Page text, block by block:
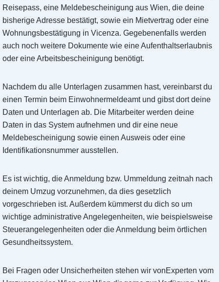
Reisepass, eine Meldebescheinigung aus Wien, die deine
bisherige Adresse bestätigt, sowie ein Mietvertrag oder eine
Wohnungsbestätigung in Vicenza. Gegebenenfalls werden
auch noch weitere Dokumente wie eine Aufenthaltserlaubnis
oder eine Arbeitsbescheinigung benötigt.
Nachdem du alle Unterlagen zusammen hast, vereinbarst du
einen Termin beim Einwohnermeldeamt und gibst dort deine
Daten und Unterlagen ab. Die Mitarbeiter werden deine
Daten in das System aufnehmen und dir eine neue
Meldebescheinigung sowie einen Ausweis oder eine
Identifikationsnummer ausstellen.
Es ist wichtig, die Anmeldung bzw. Ummeldung zeitnah nach
deinem Umzug vorzunehmen, da dies gesetzlich
vorgeschrieben ist. Außerdem kümmerst du dich so um
wichtige administrative Angelegenheiten, wie beispielsweise
Steuerangelegenheiten oder die Anmeldung beim örtlichen
Gesundheitssystem.
Bei Fragen oder Unsicherheiten stehen wir vonExperten vom